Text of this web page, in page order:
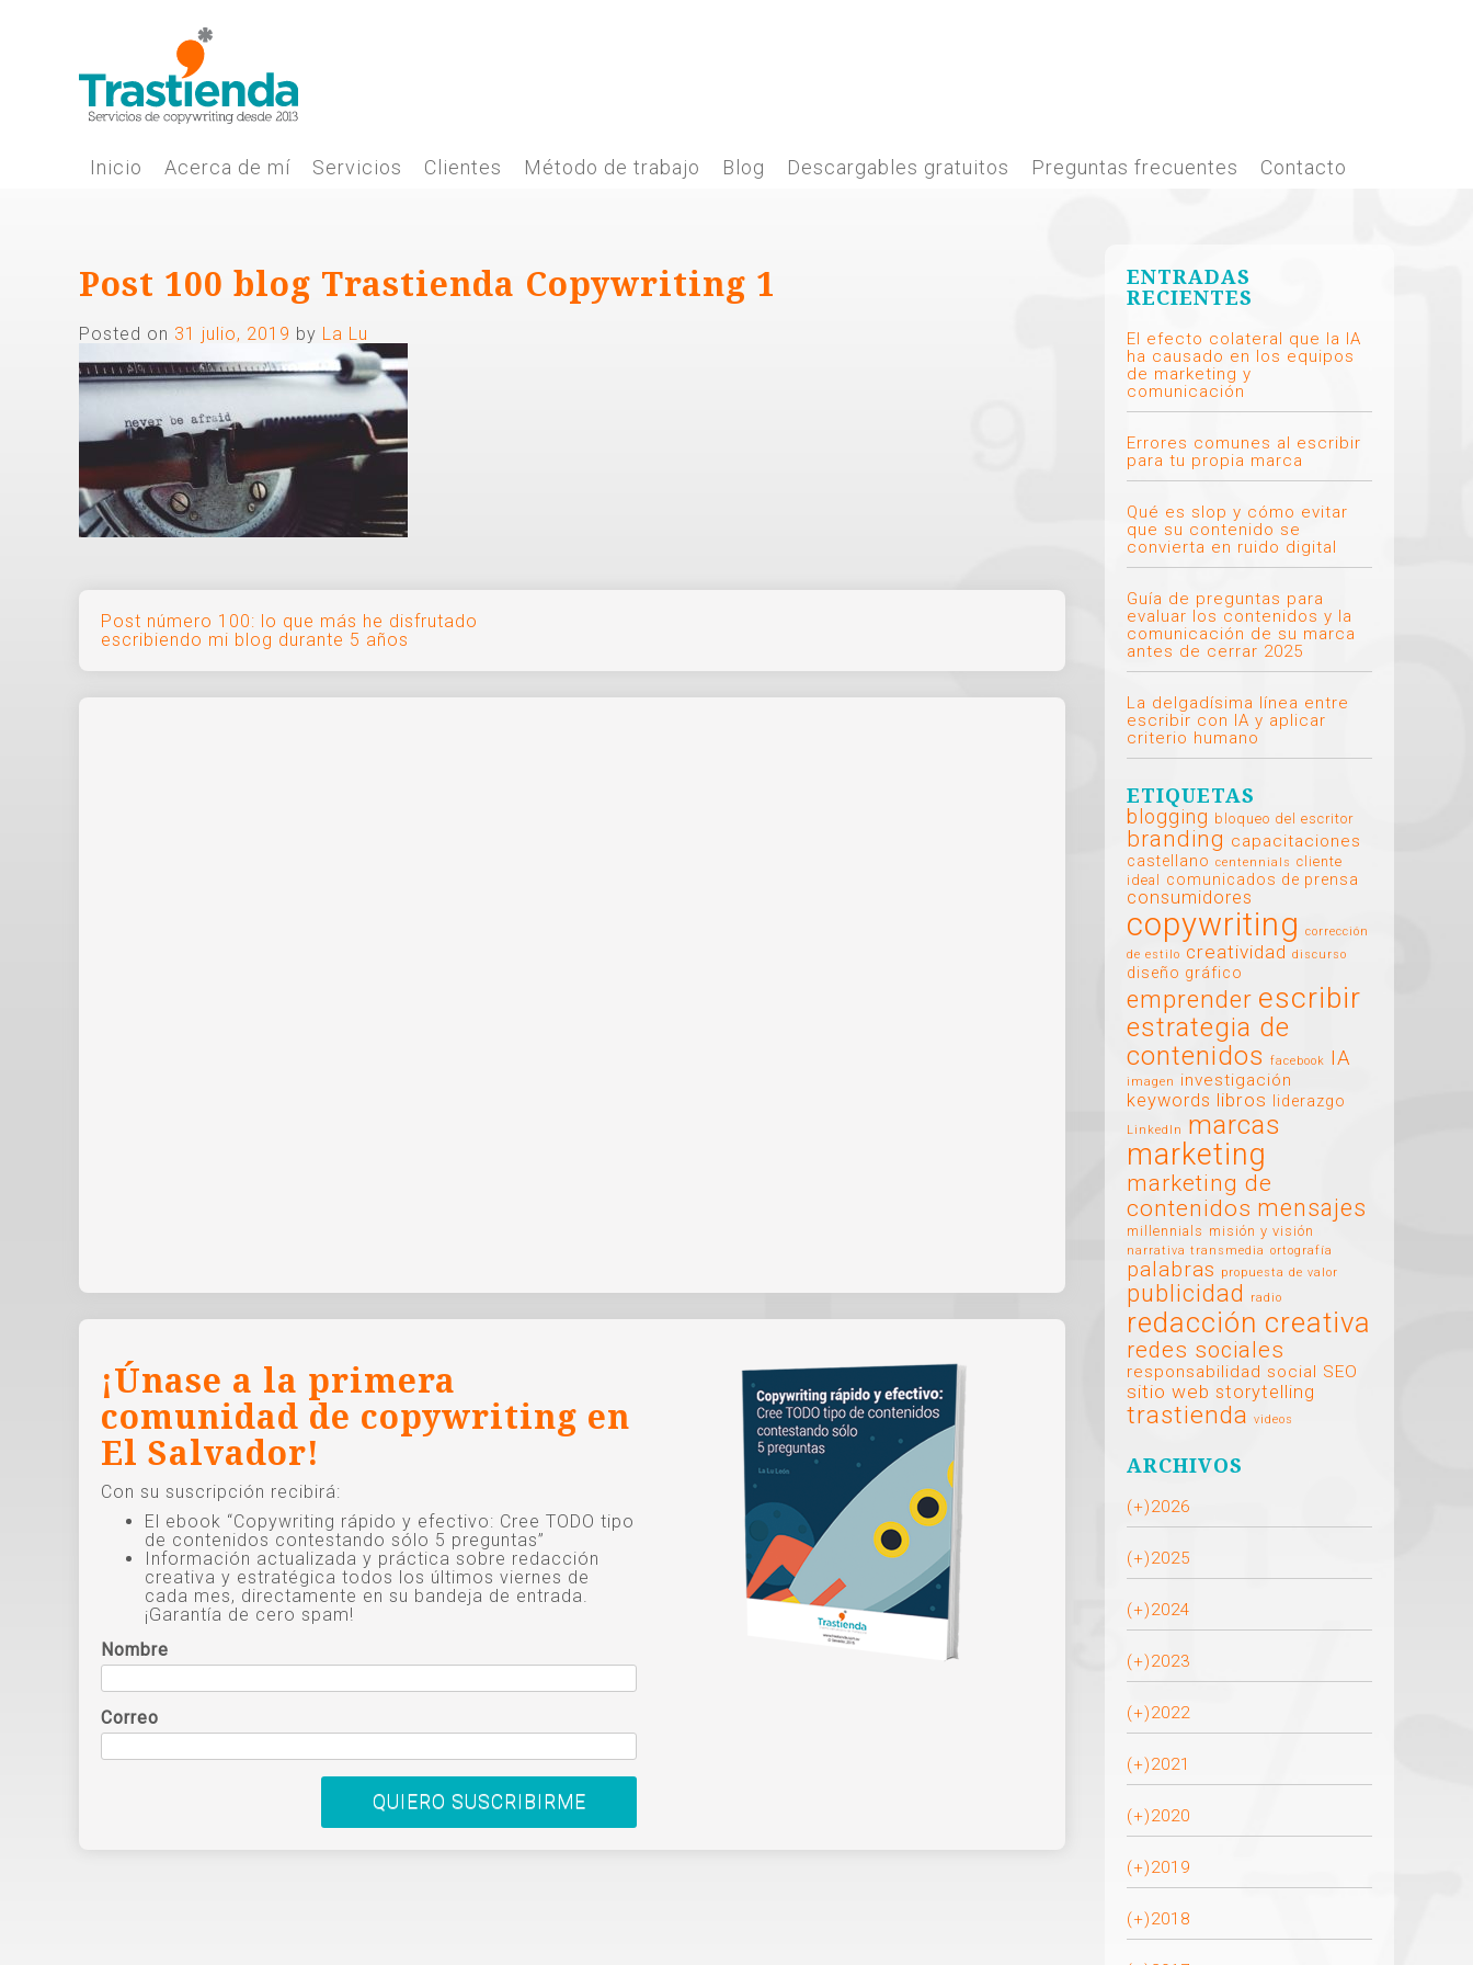
Inicio Acerca de mí Servicios Clientes Método de trabajo Blog Descargables gratuitos Preguntas frecuentes Contacto
Post 100 blog Trastienda Copywriting 1
Posted on 31 julio, 2019 by La Lu
Navegación
de
entradas
Post número 100: lo que más he disfrutado
escribiendo mi blog durante 5 años
¡Únase a la primera
comunidad de copywriting en
El Salvador!
Con su suscripción recibirá:
El ebook “Copywriting rápido y efectivo: Cree TODO tipo
de contenidos contestando sólo 5 preguntas”
Información actualizada y práctica sobre redacción
creativa y estratégica todos los últimos viernes de
cada mes, directamente en su bandeja de entrada.
¡Garantía de cero spam!
Nombre
Correo
ENTRADAS
RECIENTES
El efecto colateral que la IA
ha causado en los equipos
de marketing y
comunicación
Errores comunes al escribir
para tu propia marca
Qué es slop y cómo evitar
que su contenido se
convierta en ruido digital
Guía de preguntas para
evaluar los contenidos y la
comunicación de su marca
antes de cerrar 2025
La delgadísima línea entre
escribir con IA y aplicar
criterio humano
ETIQUETAS
blogging bloqueo del escritor
branding capacitaciones
castellano centennials cliente
ideal
comunicados de prensa
consumidores
copywriting
corrección
de estilo creatividad discurso
diseño gráfico
emprender escribir
estrategia de
contenidos
facebook IA
imagen investigación
keywords libros liderazgo
LinkedIn marcas
marketing
marketing de
contenidos mensajes
millennials misión y visión
narrativa transmedia ortografía
palabras propuesta de valor
publicidad radio
redacción creativa
redes sociales
responsabilidad social SEO
sitio web storytelling
trastienda videos
ARCHIVOS
(+)2026
(+)2025
(+)2024
(+)2023
(+)2022
(+)2021
(+)2020
(+)2019
(+)2018